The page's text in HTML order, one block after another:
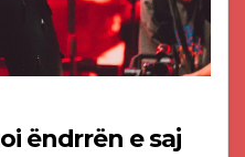
ëndrrën e saj